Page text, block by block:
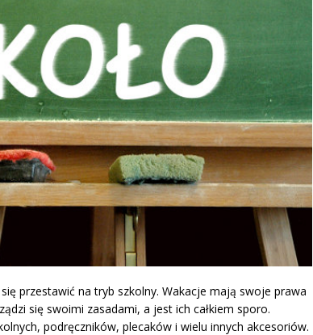
przestawić na tryb szkolny. Wakacje mają swoje prawa
się swoimi zasadami, a jest ich całkiem sporo.
podręczników, plecaków i wielu innych akcesoriów.